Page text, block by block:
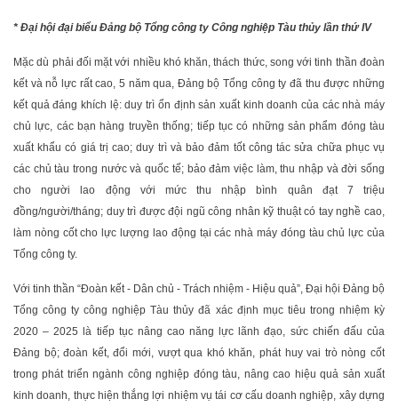
* Đại hội đại biểu Đảng bộ Tổng công ty Công nghiệp Tàu thủy lần thứ IV
Mặc dù phải đối mặt với nhiều khó khăn, thách thức, song với tinh thần đoàn
kết và nỗ lực rất cao, 5 năm qua, Đảng bộ Tổng công ty đã thu được những
kết quả đáng khích lệ: duy trì ổn định sản xuất kinh doanh của các nhà máy
chủ lực, các bạn hàng truyền thống; tiếp tục có những sản phẩm đóng tàu
xuất khẩu có giá trị cao; duy trì và bảo đảm tốt công tác sửa chữa phục vụ
các chủ tàu trong nước và quốc tế; bảo đảm việc làm, thu nhập và đời sống
cho người lao động với mức thu nhập bình quân đạt 7 triệu
đồng/người/tháng; duy trì được đội ngũ công nhân kỹ thuật có tay nghề cao,
làm nòng cốt cho lực lượng lao động tại các nhà máy đóng tàu chủ lực của
Tổng công ty.
Với tinh thần “Đoàn kết - Dân chủ - Trách nhiệm - Hiệu quả”, Đại hội Đảng bộ
Tổng công ty công nghiệp Tàu thủy đã xác định mục tiêu trong nhiệm kỳ
2020 – 2025 là tiếp tục nâng cao năng lực lãnh đạo, sức chiến đấu của
Đảng bộ; đoàn kết, đổi mới, vượt qua khó khăn, phát huy vai trò nòng cốt
trong phát triển ngành công nghiệp đóng tàu, nâng cao hiệu quả sản xuất
kinh doanh, thực hiện thắng lợi nhiệm vụ tái cơ cấu doanh nghiệp, xây dựng